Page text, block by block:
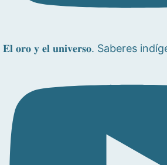
𝐄𝐥 𝐨𝐫𝐨 𝐲 𝐞𝐥 𝐮𝐧𝐢𝐯𝐞𝐫𝐬𝐨. Saberes